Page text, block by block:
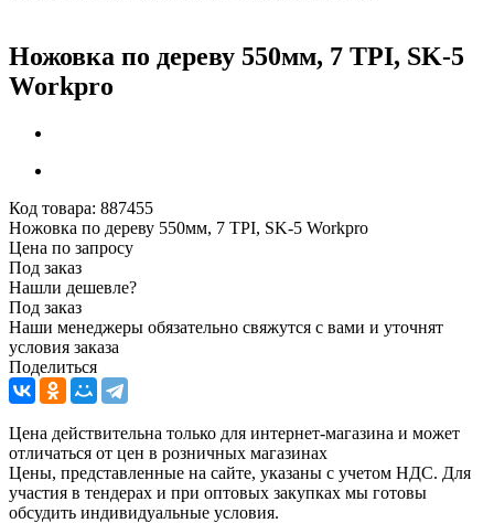
Ножовка по дереву 550мм, 7 TPI, SK-5
Workpro
Код товара: 887455
Ножовка по дереву 550мм, 7 TPI, SK-5 Workpro
Цена по запросу
Под заказ
Нашли дешевле?
Под заказ
Наши менеджеры обязательно свяжутся с вами и уточнят
условия заказа
Поделиться
Цена действительна только для интернет-магазина и может
отличаться от цен в розничных магазинах
Цены, представленные на сайте, указаны с учетом НДС. Для
участия в тендерах и при оптовых закупках мы готовы
обсудить индивидуальные условия.